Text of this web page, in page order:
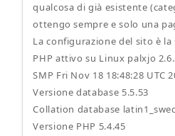
qualcosa di già esistente
ottengo sempre e solo una
La configurazione del sito è la
PHP attivo su Linux palxjo
SMP Fri Nov 18 18:48:28 UTC
Versione database 5.5.53
Collation database
Versione PHP 5.4.45